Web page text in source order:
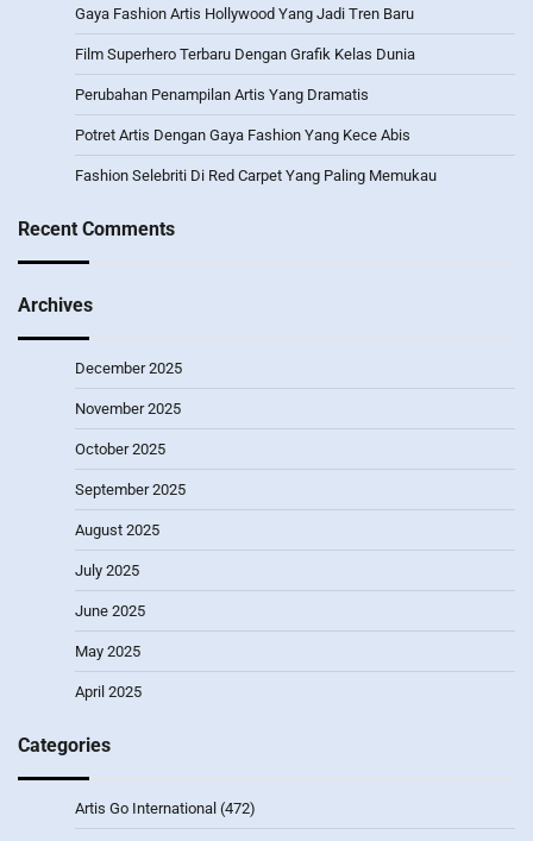
Gaya Fashion Artis Hollywood Yang Jadi Tren Baru
Film Superhero Terbaru Dengan Grafik Kelas Dunia
Perubahan Penampilan Artis Yang Dramatis
Potret Artis Dengan Gaya Fashion Yang Kece Abis
Fashion Selebriti Di Red Carpet Yang Paling Memukau
Recent Comments
Archives
December 2025
November 2025
October 2025
September 2025
August 2025
July 2025
June 2025
May 2025
April 2025
Categories
Artis Go International (472)